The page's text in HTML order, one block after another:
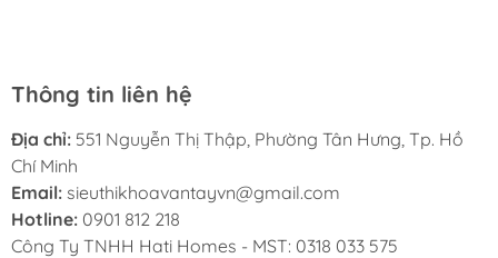
Thông tin liên hệ
Địa chỉ: 551 Nguyễn Thị Thập, Phường Tân Hưng, Tp. Hồ
Chí Minh
Email: sieuthikhoavantayvn@gmail.com
Hotline: 0901 812 218
Công Ty TNHH Hati Homes - MST: 0318 033 575